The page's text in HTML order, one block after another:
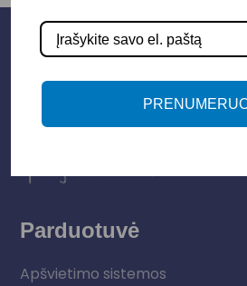
Parduotuvė
Apšvietimo sistemos